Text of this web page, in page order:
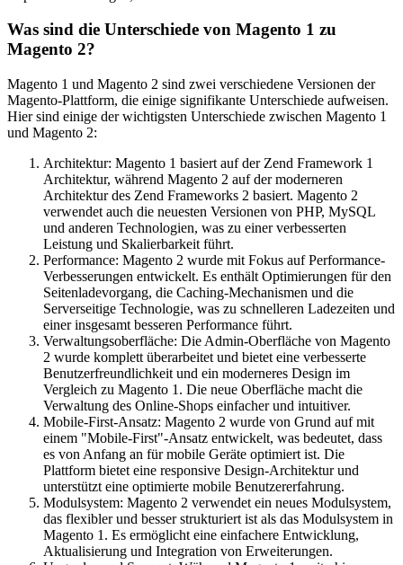
Was sind die Unterschiede von Magento 1 zu
Magento 2?
Magento 1 und Magento 2 sind zwei verschiedene Versionen der
Magento-Plattform, die einige signifikante Unterschiede aufweisen.
Hier sind einige der wichtigsten Unterschiede zwischen Magento 1
und Magento 2:
Architektur: Magento 1 basiert auf der Zend Framework 1
Architektur, während Magento 2 auf der moderneren
Architektur des Zend Frameworks 2 basiert. Magento 2
verwendet auch die neuesten Versionen von PHP, MySQL
und anderen Technologien, was zu einer verbesserten
Leistung und Skalierbarkeit führt.
Performance: Magento 2 wurde mit Fokus auf Performance-
Verbesserungen entwickelt. Es enthält Optimierungen für den
Seitenladevorgang, die Caching-Mechanismen und die
Serverseitige Technologie, was zu schnelleren Ladezeiten und
einer insgesamt besseren Performance führt.
Verwaltungsoberfläche: Die Admin-Oberfläche von Magento
2 wurde komplett überarbeitet und bietet eine verbesserte
Benutzerfreundlichkeit und ein moderneres Design im
Vergleich zu Magento 1. Die neue Oberfläche macht die
Verwaltung des Online-Shops einfacher und intuitiver.
Mobile-First-Ansatz: Magento 2 wurde von Grund auf mit
einem "Mobile-First"-Ansatz entwickelt, was bedeutet, dass
es von Anfang an für mobile Geräte optimiert ist. Die
Plattform bietet eine responsive Design-Architektur und
unterstützt eine optimierte mobile Benutzererfahrung.
Modulsystem: Magento 2 verwendet ein neues Modulsystem,
das flexibler und besser strukturiert ist als das Modulsystem in
Magento 1. Es ermöglicht eine einfachere Entwicklung,
Aktualisierung und Integration von Erweiterungen.